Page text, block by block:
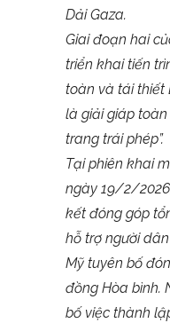
Dải Gaza.
Giai đoạn hai
triển khai tiến
toàn và tái thiết
là giải giáp
trang trái phép”.
Tại phiên khai
ngày 19/2/
kết đóng góp
hỗ trợ người
Mỹ tuyên bố
đồng Hòa bình.
bố việc thành